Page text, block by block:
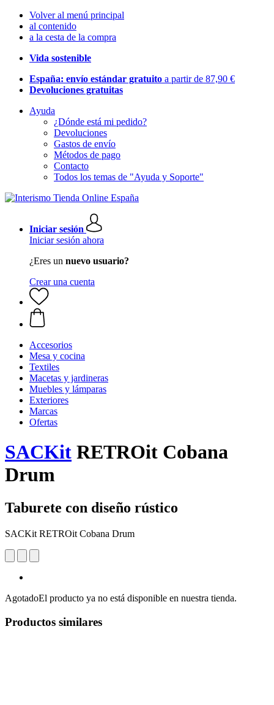
Volver al menú principal
al contenido
a la cesta de la compra
Vida sostenible
España: envío estándar gratuito a partir de 87,90 €
Devoluciones gratuitas
Ayuda
¿Dónde está mi pedido?
Devoluciones
Gastos de envío
Métodos de pago
Contacto
Todos los temas de "Ayuda y Soporte"
Iniciar sesión
Iniciar sesión ahora
¿Eres un nuevo usuario?
Crear una cuenta
Accesorios
Mesa y cocina
Textiles
Macetas y jardineras
Muebles y lámparas
Exteriores
Marcas
Ofertas
SACKit RETROit Cobana
Drum
Taburete con diseño rústico
SACKit RETROit Cobana Drum
AgotadoEl producto ya no está disponible en nuestra tienda.
Productos similares